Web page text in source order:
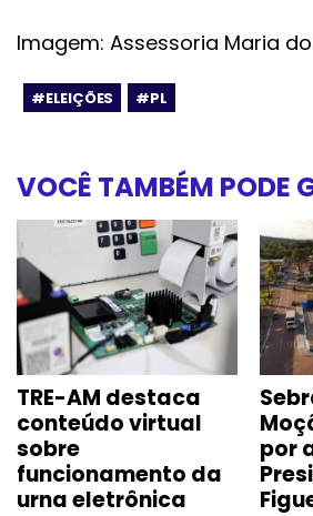
Imagem: Assessoria Maria
#ELEIÇÕES #PL
VOCÊ TAMBÉM PODE
TRE-AM destaca
conteúdo virtual
sobre
funcionamento da
urna eletrônica
por